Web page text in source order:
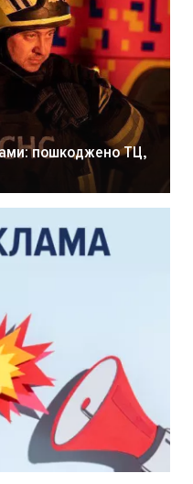
пошкоджено ТЦ,